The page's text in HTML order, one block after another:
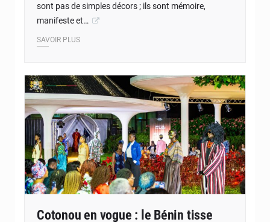
sont pas de simples décors ; ils sont mémoire,
manifeste et…
SAVOIR PLUS
Cotonou en vogue : le Bénin tisse